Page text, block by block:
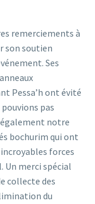
remerciements à
son soutien
Ses
Pessa’h ont évité
pas
notre
bochurim qui ont
forces
Un merci spécial
collecte des
du